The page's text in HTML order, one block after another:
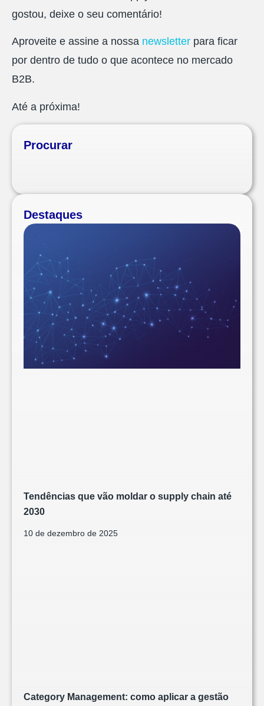
gostou, deixe o seu comentário!
Aproveite e assine a nossa newsletter para ficar
por dentro de tudo o que acontece no mercado
B2B.
Até a próxima!
Procurar
Destaques
Tendências que vão moldar o supply chain até
2030
10 de dezembro de 2025
Category Management: como aplicar a gestão